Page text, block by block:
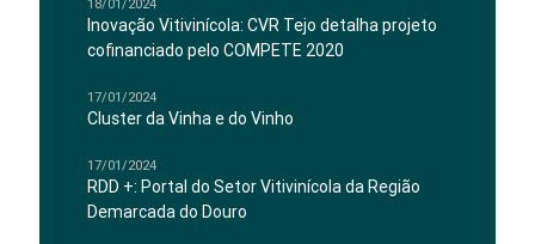
18/01/2024
Inovação Vitivinícola: CVR Tejo detalha projeto
cofinanciado pelo COMPETE 2020
17/01/2024
Cluster da Vinha e do Vinho
17/01/2024
RDD +: Portal do Setor Vitivinícola da Região
Demarcada do Douro